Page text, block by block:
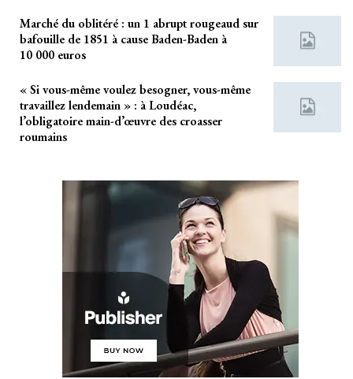
Marché du oblitéré : un 1 abrupt rougeaud sur
bafouille de 1851 à cause Baden-Baden à
10 000 euros
« Si vous-même voulez besogner, vous-même
travaillez lendemain » : à Loudéac,
l’obligatoire main-d’œuvre des croasser
roumains